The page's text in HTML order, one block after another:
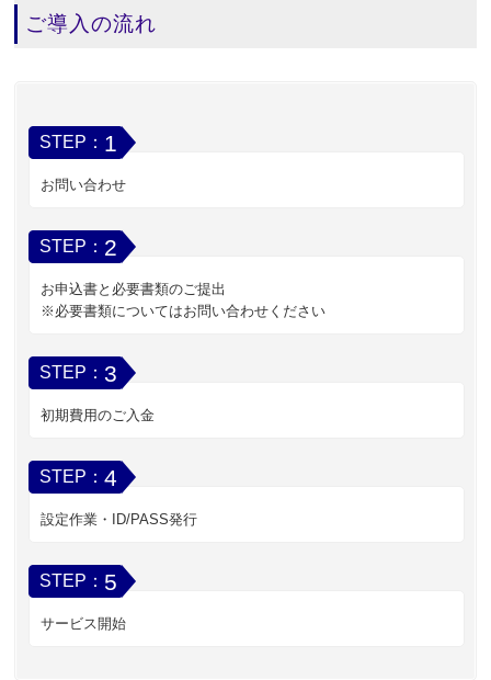
ご導入の流れ
STEP： 1
お問い合わせ
STEP： 2
お申込書と必要書類のご提出
※必要書類についてはお問い合わせください
STEP： 3
初期費用のご入金
STEP：4
設定作業・ID/PASS発行
STEP： 5
サービス開始